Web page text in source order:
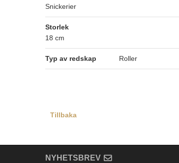
Snickerier
Storlek
18 cm
Typ av redskap Roller
Tillbaka
NYHETSBREV